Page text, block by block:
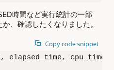
時間など実行統計の一部
、確認したくなりました。
Copy code snippet
elapsed_time,